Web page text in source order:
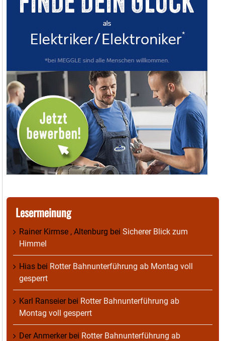
Lesermeinung
Rainer Kirmse , Altenburg bei Sicherer Blick zum
Himmel
Hias bei Rotter Bahnunterführung ab Montag voll
gesperrt
Karl Ranseierbei Rotter Bahnunterführung ab
Montag voll gesperrt
Der Anmerkerbei Rotter Bahnunterführung ab